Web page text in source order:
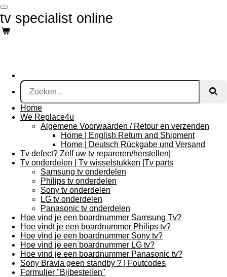
Ga
direct
naar
de
tv specialist online
Home
We Replace4u
Algemene Voorwaarden / Retour en verzenden
Home | English Return and Shipment
Home | Deutsch Rückgabe und Versand
Tv defect? Zelf uw tv repareren/herstellen|
Tv onderdelen | Tv wisselstukken |Tv parts
Samsung tv onderdelen
Philips tv onderdelen
Sony tv onderdelen
LG tv onderdelen
Panasonic tv onderdelen
Hoe vind je een boardnummer Samsung Tv?
Hoe vindt je een boardnummer Philips tv?
Hoe vind je een boardnummer Sony tv?
Hoe vind je een boardnummer LG tv?
Hoe vind je een boardnummer Panasonic tv?
Sony Bravia geen standby ? | Foutcodes
Formulier "Bijbestellen"